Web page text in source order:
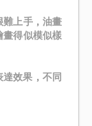
難上手 , 油畫
畫得似模似樣
達效果 , 不同